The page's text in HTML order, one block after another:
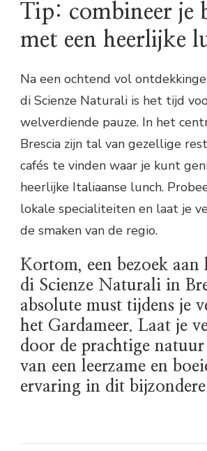
Tip: combineer je
met een heerlijke
Na een ochtend vol
di Scienze Naturali is het tijd
welverdiende pauze. In het
Brescia zijn tal van gezellige
cafés te vinden waar je kunt
heerlijke Italiaanse lunch.
lokale specialiteiten en laat je
de smaken van de regio.
Kortom, een bezoek aan
di Scienze Naturali in
absolute must tijdens je
het Gardameer. Laat je
door de prachtige
van een leerzame en
ervaring in dit